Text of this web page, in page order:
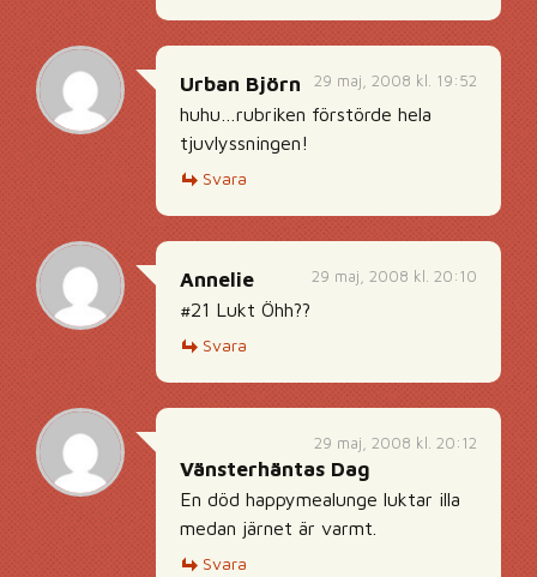
29 maj, 2008 kl. 19:52
Urban Björn
huhu…rubriken förstörde hela
tjuvlyssningen!
Svara
29 maj, 2008 kl. 20:10
Annelie
#21 Lukt Öhh??
Svara
29 maj, 2008 kl. 20:12
Vänsterhäntas Dag
En död happymealunge luktar illa
medan järnet är varmt.
Svara